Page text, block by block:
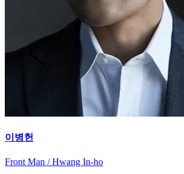
이병헌
Front Man / Hwang In-ho